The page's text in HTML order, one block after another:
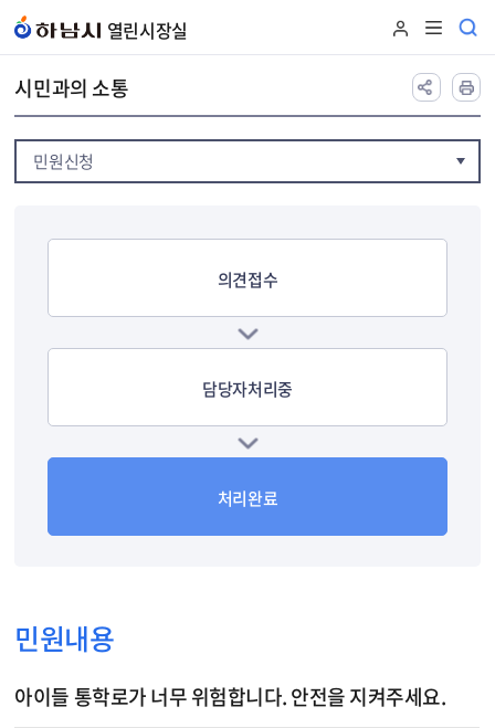
열린시장실
시민과의 소통
민원신청
의견접수
담당자처리중
처리완료
민원내용
아이들 통학로가 너무 위험합니다. 안전을 지켜주세요.